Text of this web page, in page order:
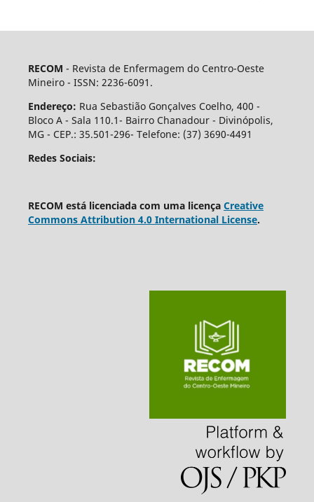
RECOM - Revista de Enfermagem do Centro-Oeste
Mineiro - ISSN: 2236-6091.
Endereço: Rua Sebastião Gonçalves Coelho, 400 -
Bloco A - Sala 110.1- Bairro Chanadour - Divinópolis,
MG - CEP.: 35.501-296- Telefone: (37) 3690-4491
Redes Sociais:
RECOM está licenciada com uma licença Creative
Commons Attribution 4.0 International License.